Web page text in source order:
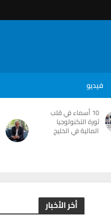
فيديو
10 أسماء في قلب
ثورة التكنولوجيا
المالية في الخليج
أخر الأخبار